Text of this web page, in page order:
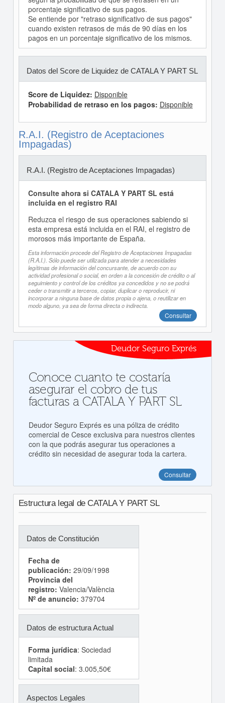
porcentaje significativo de sus pagos.
Se entiende por "retraso significativo de sus pagos"
cuando existen retrasos de más de 90 días en los
pagos en un porcentaje significativo de los mismos.
Datos del Score de Liquidez de CATALA Y PART SL
Score de Liquidez: Disponible
Probabilidad de retraso en los pagos: Disponible
R.A.I. (Registro de Aceptaciones
Impagadas)
R.A.I. (Registro de Aceptaciones Impagadas)
Consulte ahora si CATALA Y PART SL está
incluida en el registro RAI
Reduzca el riesgo de sus operaciones sabiendo si
esta empresa está incluida en el RAI, el registro de
morosos más importante de España.
Esta información procede del Registro de Aceptaciones Impagadas
(R.A.I.). Sólo puede ser utilizada para atender a necesidades
legítimas de información del concursante, de acuerdo con su
actividad profesional o social, en orden a la concesión de crédito o al
seguimiento y control de los créditos ya concedidos y no se podrá
ceder o transmitir a terceros, copiar, duplicar o reproducir, ni
incorporar a ninguna base de datos propia o ajena, o reutilizar en
modo alguno, ya sea de forma directa o indirecta.
Consultar
Deudor Seguro Exprés
Conoce cuanto te costaría
asegurar el cobro de tus
facturas a CATALA Y PART SL
Deudor Seguro Exprés es una póliza de crédito
comercial de Cesce exclusiva para nuestros clientes
con la que podrás asegurar tus operaciones a
crédito sin necesidad de asegurar toda la cartera.
Consultar
Estructura legal de CATALA Y PART SL
Datos de Constitución
Fecha de
publicación: 29/09/1998
Provincia del
registro: Valencia/València
Nº de anuncio: 379704
Datos de estructura Actual
Forma jurídica: Sociedad
limitada
Capital social: 3.005,50€
Aspectos Legales